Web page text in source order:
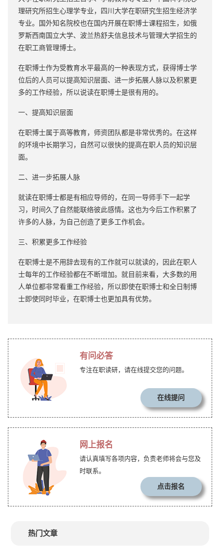
理研究所招生心理学专业，四川大学在职研究生招生经济学
专业。国外知名院校也在国内开展在职博士课程招生，如俄
罗斯西南国立大学、波兰热舒夫信息技术与管理大学招生的
在职工商管理博士。
在职博士作为受教育水平最高的一种表现方式，获得博士学
位后的人员可以提高知识层面、进一步拓展人脉以及积累更
多的工作经验，所以说读在职博士是很有用的。
一、提高知识层面
在职博士属于高等教育，师资团队都是非常优秀的。在这样
的环境中长期学习，自然可以很快的提高在职人员的知识层
面。
二、进一步拓展人脉
就读在职博士都是有相应导师的，在同一导师手下一起学
习，时间久了自然能联络彼此感情。这也为今后工作积累了
许多的人脉，为自己创造了更多工作机会。
三、积累更多工作经验
在职博士是不用辞去现有的工作就可以就读的，因此在职人
士每年的工作经验都在不断增加。就目前来看，大多数的用
人单位都非常看重工作经验，所以即使在职博士和全日制博
士即使同时毕业，在职博士也更加具有优势。
有问必答
专注在职读研，请在线提交您的问题。
在线提问
网上报名
请认真填写各项内容，负责老师将会与您及
时联系。
点击报名
热门文章